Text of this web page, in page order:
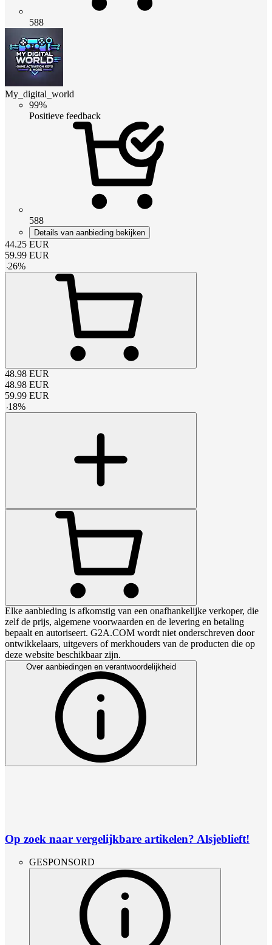
588
My_digital_world
99%
Positieve feedback
588
Details van aanbieding bekijken
44.25 EUR
59.99 EUR
-26%
48.98 EUR
48.98 EUR
59.99 EUR
-18%
Elke aanbieding is afkomstig van een onafhankelijke verkoper, die
zelf de prijs, algemene voorwaarden en de levering en betaling
bepaalt en autoriseert. G2A.COM wordt niet onderschreven door
ontwikkelaars, uitgevers of merkhouders van de producten die op
deze website beschikbaar zijn.
Over aanbiedingen en verantwoordelijkheid
Op zoek naar vergelijkbare artikelen? Alsjeblieft!
GESPONSORD